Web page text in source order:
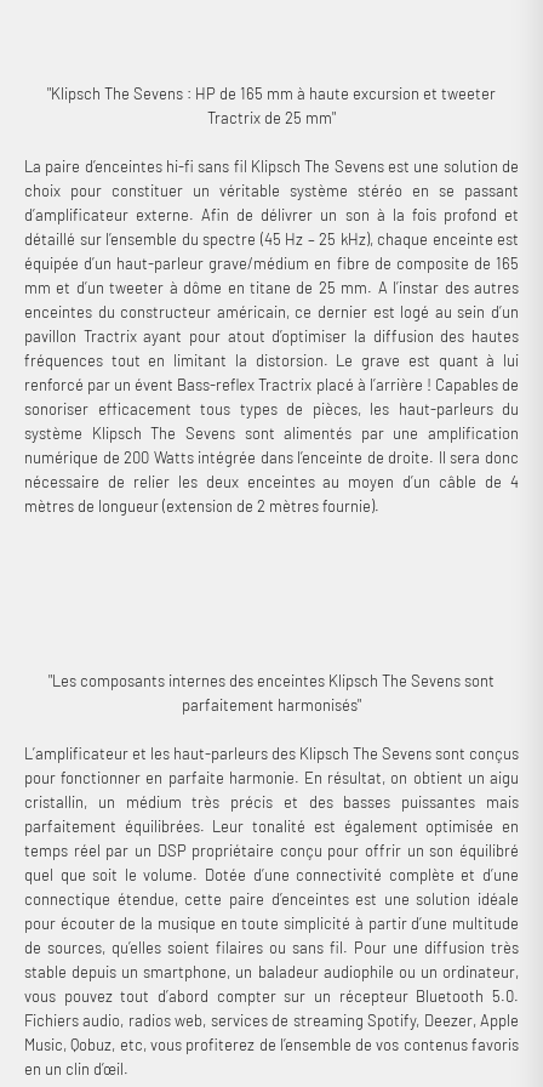
savoir plus sur ce dongle compatible Airplay 2 et Multiroom, consultez
notre brochure WiiM Mini.
"Klipsch The Sevens : HP de 165 mm à haute excursion et tweeter
Tractrix de 25 mm"
La paire d’enceintes hi-fi sans fil Klipsch The Sevens est une solution de
choix pour constituer un véritable système stéréo en se passant
d’amplificateur externe. Afin de délivrer un son à la fois profond et
détaillé sur l’ensemble du spectre (45 Hz – 25 kHz), chaque enceinte est
équipée d’un haut-parleur grave/médium en fibre de composite de 165
mm et d’un tweeter à dôme en titane de 25 mm. A l’instar des autres
enceintes du constructeur américain, ce dernier est logé au sein d’un
pavillon Tractrix ayant pour atout d’optimiser la diffusion des hautes
fréquences tout en limitant la distorsion. Le grave est quant à lui
renforcé par un évent Bass-reflex Tractrix placé à l’arrière ! Capables de
sonoriser efficacement tous types de pièces, les haut-parleurs du
système Klipsch The Sevens sont alimentés par une amplification
numérique de 200 Watts intégrée dans l’enceinte de droite. Il sera donc
nécessaire de relier les deux enceintes au moyen d’un câble de 4
mètres de longueur (extension de 2 mètres fournie).
"Les composants internes des enceintes Klipsch The Sevens sont
parfaitement harmonisés"
L’amplificateur et les haut-parleurs des Klipsch The Sevens sont conçus
pour fonctionner en parfaite harmonie. En résultat, on obtient un aigu
cristallin, un médium très précis et des basses puissantes mais
parfaitement équilibrées. Leur tonalité est également optimisée en
temps réel par un DSP propriétaire conçu pour offrir un son équilibré
quel que soit le volume. Dotée d’une connectivité complète et d’une
connectique étendue, cette paire d’enceintes est une solution idéale
pour écouter de la musique en toute simplicité à partir d’une multitude
de sources, qu’elles soient filaires ou sans fil. Pour une diffusion très
stable depuis un smartphone, un baladeur audiophile ou un ordinateur,
vous pouvez tout d’abord compter sur un récepteur Bluetooth 5.0.
Fichiers audio, radios web, services de streaming Spotify, Deezer, Apple
Music, Qobuz, etc, vous profiterez de l’ensemble de vos contenus favoris
en un clin d’œil.